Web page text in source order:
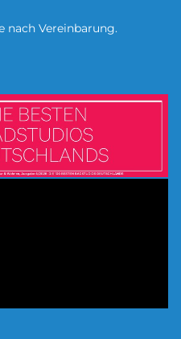
nach Vereinbarung.